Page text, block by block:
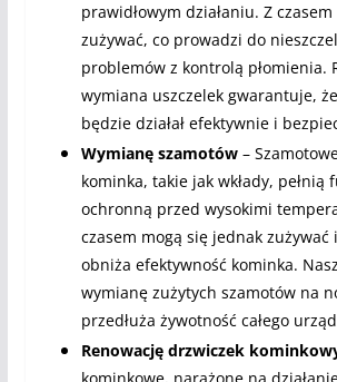
prawidłowym działaniu. Z
zużywać, co prowadzi do
problemów z kontrolą płomienia.
wymiana uszczelek gwarantuje,
będzie działał efektywnie i
Wymianę szamotów–
kominka, takie jak wkłady, pełnią
ochronną przed wysokimi
czasem mogą się jednak zużywać
obniża efektywność kominka.
wymianę zużytych szamotów na
przedłuża żywotność całego
Renowację drzwiczek